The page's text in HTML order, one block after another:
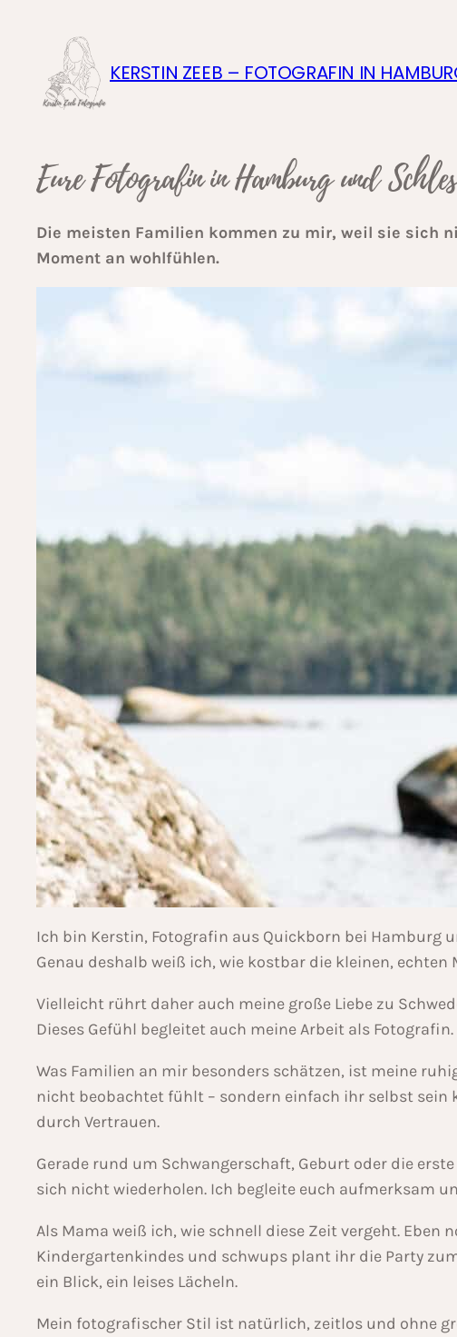
springen
KERSTIN ZEEB – FOTOGRAFIN IN
Eure Fotografin in Hamburg und
Die meisten Familien kommen zu mir, weil sie sich
Moment an wohlfühlen.
Ich bin Kerstin, Fotografin aus Quickborn bei Hamburg
Genau deshalb weiß ich, wie kostbar die kleinen, echten
Vielleicht rührt daher auch meine große Liebe zu
Dieses Gefühl begleitet auch meine Arbeit als Fotografin.
Was Familien an mir besonders schätzen, ist meine
nicht beobachtet fühlt – sondern einfach ihr selbst sein
durch Vertrauen.
Gerade rund um Schwangerschaft, Geburt oder die
sich nicht wiederholen. Ich begleite euch aufmerksam
Als Mama weiß ich, wie schnell diese Zeit vergeht.
Kindergartenkindes und schwups plant ihr die Party
ein Blick, ein leises Lächeln.
Mein fotografischer Stil ist natürlich, zeitlos und ohne